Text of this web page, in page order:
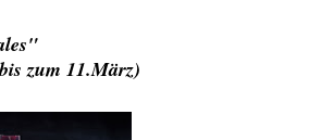
zum 11.März)